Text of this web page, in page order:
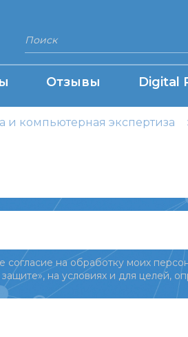
Отзывы Digital
и компьютерная экспертиза
на обработку моих
на условиях и для целей,